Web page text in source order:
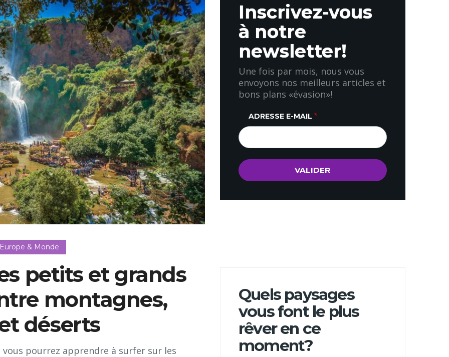
& Monde
petits et grands
montagnes,
déserts
vous pourrez apprendre à surfer sur les
Inscrivez-vous
à notre
newsletter!
Une fois par mois, nous vous
envoyons nos meilleurs articles et
bons plans «évasion»!
ADRESSE E-MAIL
Quels paysages
vous font le plus
rêver en ce
moment?